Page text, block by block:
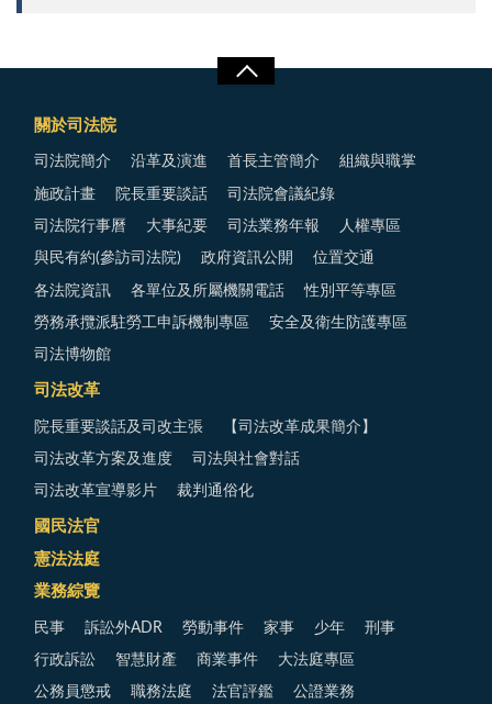
關於司法院
司法院簡介 沿革及演進 首長主管簡介 組織與職掌
施政計畫 院長重要談話 司法院會議紀錄
司法院行事曆 大事紀要 司法業務年報 人權專區
與民有約(參訪司法院) 政府資訊公開 位置交通
各法院資訊 各單位及所屬機關電話 性別平等專區
勞務承攬派駐勞工申訴機制專區 安全及衛生防護專區
司法博物館
司法改革
院長重要談話及司改主張 【司法改革成果簡介】
司法改革方案及進度 司法與社會對話
司法改革宣導影片 裁判通俗化
國民法官
憲法法庭
業務綜覽
民事 訴訟外ADR 勞動事件 家事 少年 刑事
行政訴訟 智慧財產 商業事件 大法庭專區
公務員懲戒 職務法庭 法官評鑑 公證業務